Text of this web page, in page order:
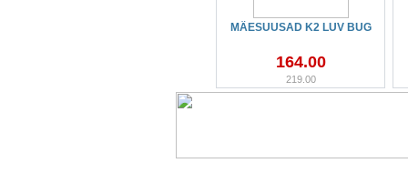
MÄESUUSAD K2 LUV BUG
164.00
219.00